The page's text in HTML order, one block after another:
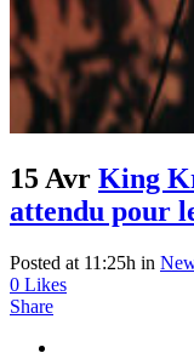
15 Avr King
attendu pour
Posted at 11:25h in
0 Likes
Share